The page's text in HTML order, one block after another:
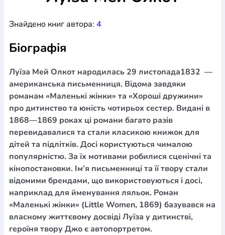
Богослов`я
Шлюб і сім`я
Юдаїзм
ПеріодикаАудіо Ручки кулькові
БлокнотиЩоденники / щотижневики
Навчальні мапиШкіряні вироби МагнітиМеталеві
вироби Міні-лампиНаклейки Настільні ігриПакети
подарункові ПлакатиПластмасові вироби Хустки
Подарункові картки Розвиваючі ігри Репринти Свічки
Зошити
Фотокартини Чохли на Библії
Головні убори
Календарі
Канцелярскі товари
Комп`ютерні ігри
ЛистівкиСувенирна продукціяГодинникиПазли
Книга в комплекті
За додатковою інформацією дзвоніть за номером:+38
(097) 880-6379
Ми у Facebook
Знайдено книг автора: 4
Біографія
Луїза Мей Олкот народилась 29 листопада1832 —
американська письменниця. Відома завдяки
романам «Маленькі жінки» та «Хороші дружини»
про дитинство та юність чотирьох сестер. Видані в
1868—1869 роках ці романи багато разів
перевидавалися та стали класикою книжок для
дітей та підлітків. Досі користуються чималою
популярністю. За їх мотивами робилися сценічні та
кінопостановки. Ім’я письменниці та її твору стали
відомими брендами, що використовуються і досі,
наприклад для йменування ляльок. Роман
«Маленькі жінки» (Little Women, 1869) базувався на
власному життєвому досвіді Луїза у дитинстві,
героїня твору Джо є автопортретом.